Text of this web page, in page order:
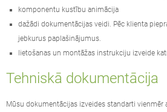
Dezinfekcijas stacijas
igauņu
komponentu kustību animācija
dažādi dokumentācijas veidi. Pēc klienta
jebkurus paplašinājumus.
lietošanas un montāžas instrukciju izveide
Tehniskā dokumentācija
Mūsu dokumentācijas izveides standarti vienmēr